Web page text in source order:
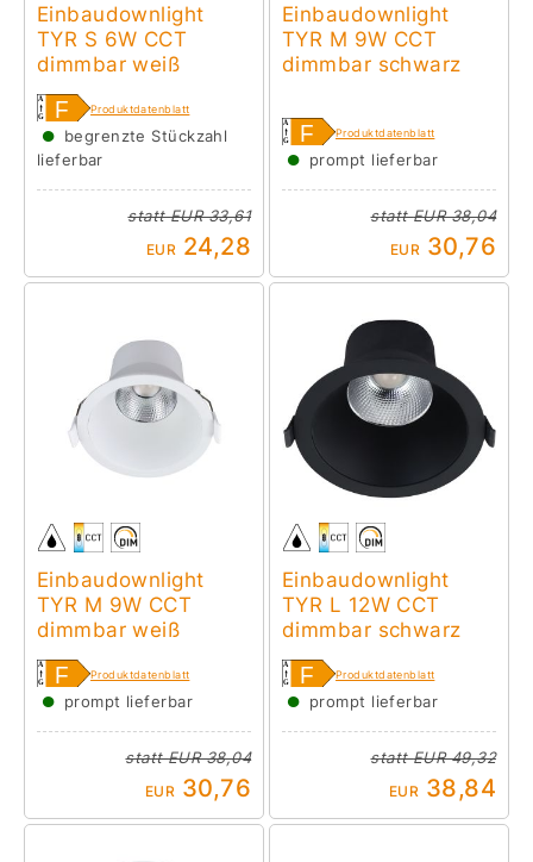
Einbaudownlight
TYR S 6W CCT
dimmbar weiß
Produktdatenblatt
● begrenzte Stückzahl
lieferbar
stattEUR 33,61
EUR 24,28
Einbaudownlight
TYR M 9W CCT
dimmbar schwarz
Produktdatenblatt
● prompt lieferbar
stattEUR 38,04
EUR 30,76
Einbaudownlight
TYR M 9W CCT
dimmbar weiß
Produktdatenblatt
● prompt lieferbar
stattEUR 38,04
EUR 30,76
Einbaudownlight
TYR L 12W CCT
dimmbar schwarz
Produktdatenblatt
● prompt lieferbar
stattEUR 49,32
EUR 38,84